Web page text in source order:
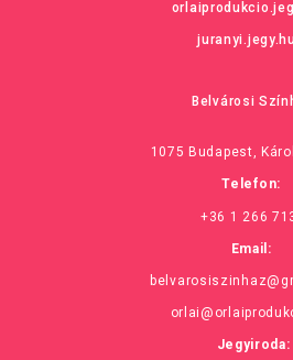
juranyi.jegy.hu
Belvárosi
1075 Budapest,
Telefon:
+36 1 266
Email:
Jegyiroda: